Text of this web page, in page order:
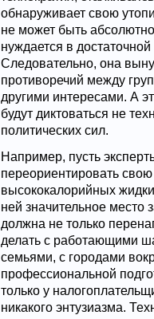
обнаруживает свою
не может быть
нуждается в
Следовательно, она
противоречий между
другими интересами. А
будут диктоваться не
политических сил.
Например, пусть
переориентировать
высококалорийных
ней значительное место
должна не только
делать с работающими
семьями, с городами
профессиональной
только у
никакого энтузиазма.